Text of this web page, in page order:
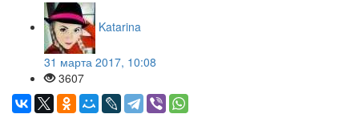
Katarina
31 марта 2017, 10:08
3607